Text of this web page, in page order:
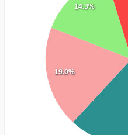
19.0%
14.3%